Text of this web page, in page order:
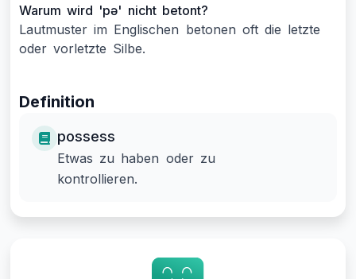
Warum wird 'pə' nicht betont?
Lautmuster im Englischen betonen oft die letzte
oder vorletzte Silbe.
Definition
possess
Etwas zu haben oder zu
kontrollieren.